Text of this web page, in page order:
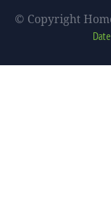
© Copyright